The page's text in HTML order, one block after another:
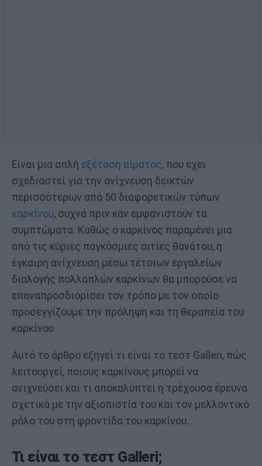
Είναι μια απλή εξέταση αίματος, που έχει
σχεδιαστεί για την ανίχνευση δεικτών
περισσότερων από 50 διαφορετικών τύπων
καρκίνου, συχνά πριν καν εμφανιστούν τα
συμπτώματα. Καθώς ο καρκίνος παραμένει μια
από τις κύριες παγκόσμιες αιτίες θανάτου, η
έγκαιρη ανίχνευση μέσω τέτοιων εργαλείων
διαλογής πολλαπλών καρκίνων θα μπορούσε να
επαναπροσδιορίσει τον τρόπο με τον οποίο
προσεγγίζουμε την πρόληψη και τη θεραπεία του
καρκίνου.
Αυτό το άρθρο εξηγεί τι είναι το τεστ Galleri, πώς
λειτουργεί, ποιους καρκίνους μπορεί να
ανιχνεύσει και τι αποκαλύπτει η τρέχουσα έρευνα
σχετικά με την αξιοπιστία του και τον μελλοντικό
ρόλο του στη φροντίδα του καρκίνου.
Τι είναι το τεστ Galleri;